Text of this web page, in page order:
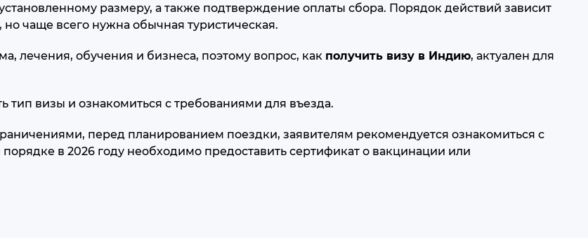
размеру, а также подтверждение оплаты сбора. Порядок действий зависит
чаще всего нужна обычная туристическая.
лечения, обучения и бизнеса, поэтому вопрос, как получить визу в Индию, актуален для
визы и ознакомиться с требованиями для въезда.
перед планированием поездки, заявителям рекомендуется ознакомиться с
в 2026 году необходимо предоставить сертификат о вакцинации или